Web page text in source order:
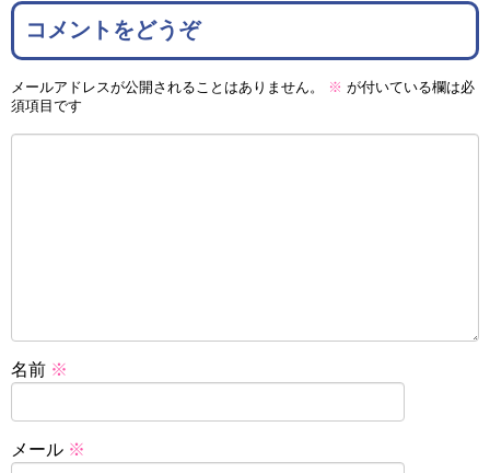
コメントをどうぞ
メールアドレスが公開されることはありません。 ※ が付いている欄は必
須項目です
名前 ※
メール ※